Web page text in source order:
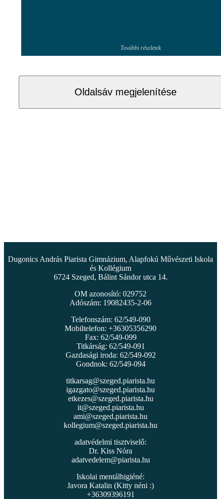
További részletek
Oldalsáv megjelenítése
Dugonics András Piarista Gimnázium, Alapfokú Művészeti Iskola
és Kollégium
6724 Szeged, Bálint Sándor utca 14.
OM azonosító: 029752
Adószám: 19082435-2-06
Telefonszám: 62/549-090
Mobiltelefon: +36305356290
Fax: 62/549-099
Titkárság: 62/549-091
Gazdasági iroda: 62/549-092
Gondnok: 62/549-094
titkarsag@szeged.piarista.hu
igazgato@szeged.piarista.hu
etkezes@szeged.piarista.hu
it@szeged.piarista.hu
ami@szeged.piarista.hu
kollegium@szeged.piarista.hu
adatvédelmi tisztviselő:
Dr. Kiss Nóra
adatvedelem@piarista.hu
Iskolai mentálhigiéné:
Javora Katalin (Kitty néni :)
+36309396191